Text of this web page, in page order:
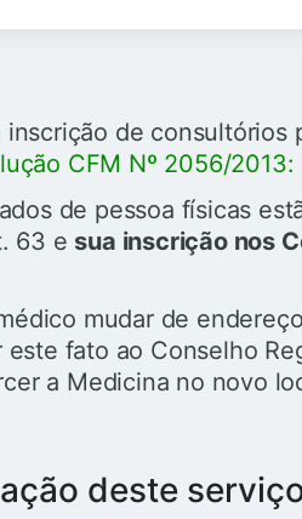
de consultórios
CFM Nº 2056/2013:
de pessoa físicas
63 e sua inscrição nos
mudar de
fato ao Conselho
a Medicina no novo
deste